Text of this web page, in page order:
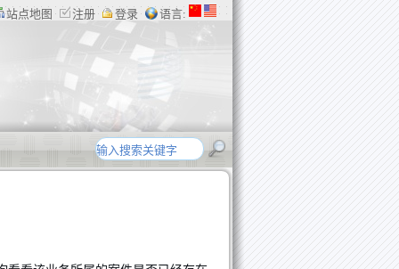
站点地图 注册 登录 语言: